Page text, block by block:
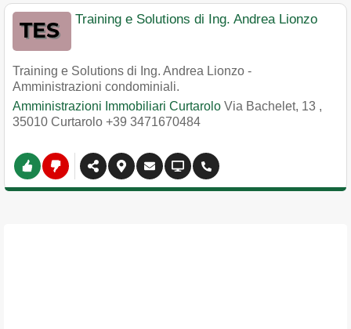
Training e Solutions di Ing. Andrea Lionzo
Training e Solutions di Ing. Andrea Lionzo -
Amministrazioni condominiali.
Amministrazioni Immobiliari Curtarolo Via Bachelet, 13 ,
35010 Curtarolo +39 3471670484